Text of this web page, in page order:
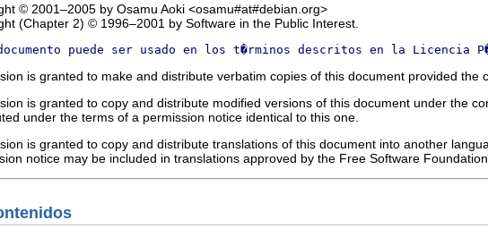
© 2001–2005 by Osamu Aoki <osamu#at#debian.org>
(Chapter 2) © 1996–2001 by Software in the Public Interest.
puede ser usado en los t�rminos descritos en la Licencia
is granted to make and distribute verbatim copies of this document provided
is granted to copy and distribute modified versions of this document under the
under the terms of a permission notice identical to this one.
is granted to copy and distribute translations of this document into another
notice may be included in translations approved by the Free Software